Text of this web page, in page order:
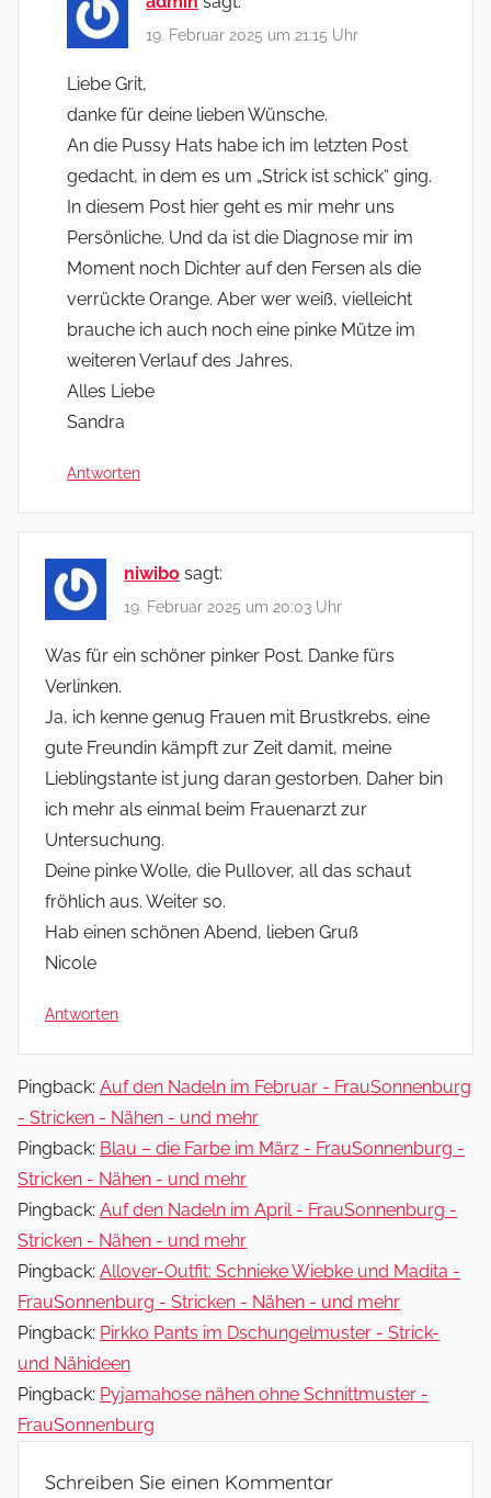
19. Februar 2025 um 21:15 Uhr
Liebe Grit,
danke für deine lieben Wünsche.
An die Pussy Hats habe ich im letzten Post
gedacht, in dem es um „Strick ist schick“ ging.
In diesem Post hier geht es mir mehr uns
Persönliche. Und da ist die Diagnose mir im
Moment noch Dichter auf den Fersen als die
verrückte Orange. Aber wer weiß, vielleicht
brauche ich auch noch eine pinke Mütze im
weiteren Verlauf des Jahres.
Alles Liebe
Sandra
Antworten
niwibo sagt:
19. Februar 2025 um 20:03 Uhr
Was für ein schöner pinker Post. Danke fürs
Verlinken.
Ja, ich kenne genug Frauen mit Brustkrebs, eine
gute Freundin kämpft zur Zeit damit, meine
Lieblingstante ist jung daran gestorben. Daher bin
ich mehr als einmal beim Frauenarzt zur
Untersuchung.
Deine pinke Wolle, die Pullover, all das schaut
fröhlich aus. Weiter so.
Hab einen schönen Abend, lieben Gruß
Nicole
Antworten
Pingback: Auf den Nadeln im Februar - FrauSonnenburg
- Stricken - Nähen - und mehr
Pingback: Blau – die Farbe im März - FrauSonnenburg -
Stricken - Nähen - und mehr
Pingback: Auf den Nadeln im April - FrauSonnenburg -
Stricken - Nähen - und mehr
Pingback: Allover-Outfit: Schnieke Wiebke und Madita -
FrauSonnenburg - Stricken - Nähen - und mehr
Pingback: Pirkko Pants im Dschungelmuster - Strick-
und Nähideen
Pingback: Pyjamahose nähen ohne Schnittmuster -
FrauSonnenburg
Schreiben Sie einen Kommentar